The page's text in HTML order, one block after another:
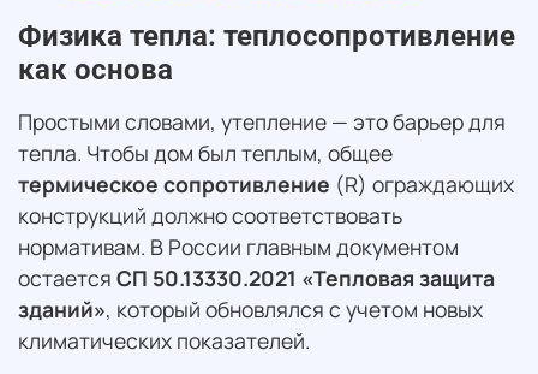
Физика тепла: теплосопротивление
как основа
Простыми словами, утепление — это барьер для
тепла. Чтобы дом был теплым, общее
термическое сопротивление (R) ограждающих
конструкций должно соответствовать
нормативам. В России главным документом
остается СП 50.13330.2021 «Тепловая защита
зданий», который обновлялся с учетом новых
климатических показателей.